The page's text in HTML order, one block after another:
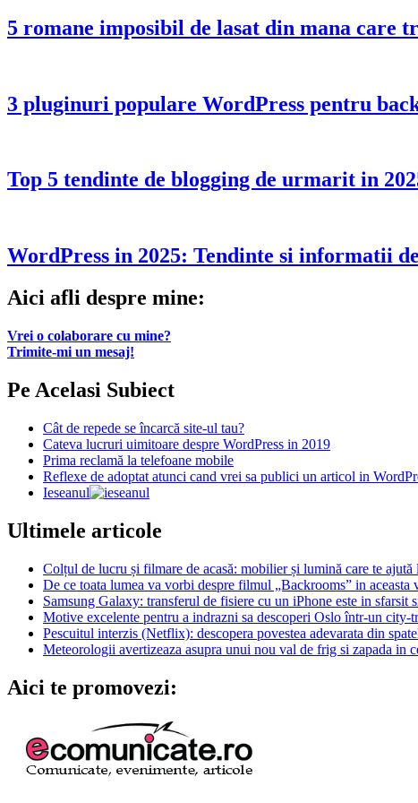
5 romane imposibil de lasat din mana care
3 pluginuri populare WordPress pentru
Top 5 tendinte de blogging de urmarit in
WordPress in 2025: Tendinte si informatii
Aici afli despre mine:
Vrei o colaborare cu mine?
Trimite-mi un mesaj!
Pe Acelasi Subiect
Cât de repede se încarcă site-ul tau?
Cateva lucruri uimitoare despre WordPress in 2019
Prima reclamă la telefoane mobile
Reflexe de adoptat atunci cand vrei sa publici un articol in
Ieseanul
Ultimele articole
Colțul de lucru și filmare de acasă: mobilier și lumină care te
De ce toata lumea va vorbi despre filmul „Backrooms” in aceasta
Samsung Galaxy: transferul de fisiere cu un iPhone este in
Motive excelente pentru a indrazni sa descoperi Oslo într-un city-
Pescuitul interzis (Netflix): descopera povestea adevarata din
Meteorologii avertizeaza asupra unui nou val de frig si zapada in
Aici te promovezi: